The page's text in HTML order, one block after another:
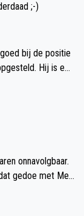
;-)
bij de positie
Hij is een
onnavolgbaar.
gedoe met Mex